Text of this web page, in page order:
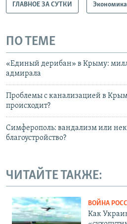
ГЛАВНОЕ ЗА СУТКИ Экономика
ПО ТЕМЕ
«Единый дерибан» в Крыму:
адмирала
Проблемы с канализацией в
происходит?
Симферополь: вандализм или
благоустройство?
ЧИТАЙТЕ ТАКЖЕ:
ВОЙНА
Как